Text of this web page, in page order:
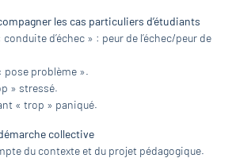
les cas particuliers d’étudiants
d’échec » : peur de l’échec/peur de
pose problème ».
» stressé.
« trop » paniqué.
collective
du contexte et du projet pédagogique.